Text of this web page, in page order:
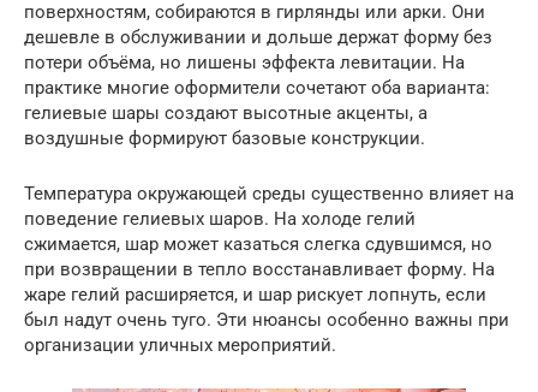
поверхностям, собираются в гирлянды или арки. Они
дешевле в обслуживании и дольше держат форму без
потери объёма, но лишены эффекта левитации. На
практике многие оформители сочетают оба варианта:
гелиевые шары создают высотные акценты, а
воздушные формируют базовые конструкции.
Температура окружающей среды существенно влияет на
поведение гелиевых шаров. На холоде гелий
сжимается, шар может казаться слегка сдувшимся, но
при возвращении в тепло восстанавливает форму. На
жаре гелий расширяется, и шар рискует лопнуть, если
был надут очень туго. Эти нюансы особенно важны при
организации уличных мероприятий.